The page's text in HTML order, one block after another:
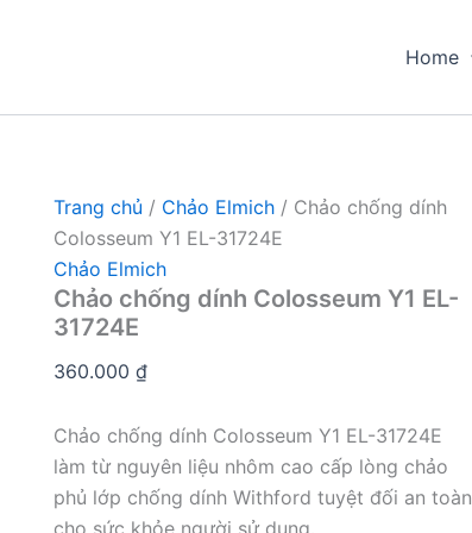
Home
Trang chủ / Chảo Elmich/ Chảo chống dính
Colosseum Y1 EL-31724E
Chảo Elmich
Chảo chống dính Colosseum Y1 EL-
31724E
360.000 ₫
Chảo chống dính Colosseum Y1 EL-31724E
làm từ nguyên liệu nhôm cao cấp lòng chảo
phủ lớp chống dính Withford tuyệt đối an toàn
cho sức khỏe người sử dụng.